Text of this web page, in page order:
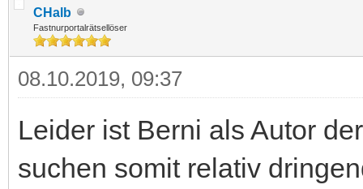
CHalb
Fastnurportalrätsellöser
08.10.2019, 09:37
Leider ist Berni als Autor
suchen somit relativ